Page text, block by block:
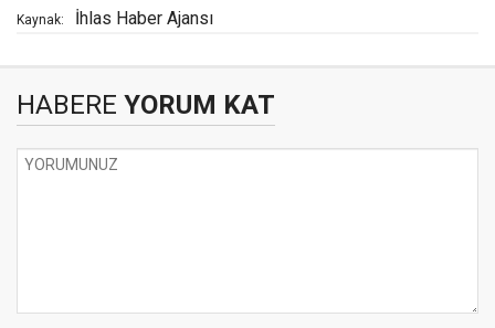
Kaynak: İhlas Haber Ajansı
HABERE YORUM KAT